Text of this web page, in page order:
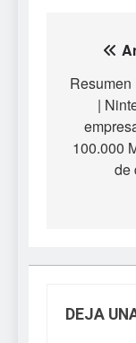
de
|
100.000
de
DEJA